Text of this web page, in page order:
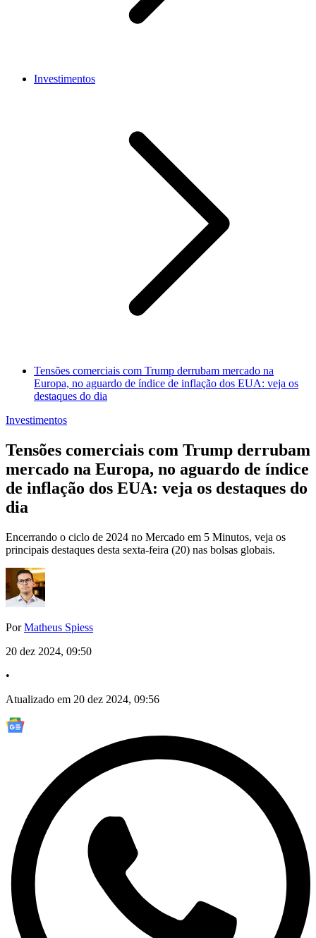
Investimentos
Tensões comerciais com Trump derrubam mercado na
Europa, no aguardo de índice de inflação dos EUA: veja os
destaques do dia
Investimentos
Tensões comerciais com Trump derrubam
mercado na Europa, no aguardo de índice
de inflação dos EUA: veja os destaques do
dia
Encerrando o ciclo de 2024 no Mercado em 5 Minutos, veja os
principais destaques desta sexta-feira (20) nas bolsas globais.
PorMatheus Spiess
20 dez 2024, 09:50
•
Atualizado em 20 dez 2024, 09:56